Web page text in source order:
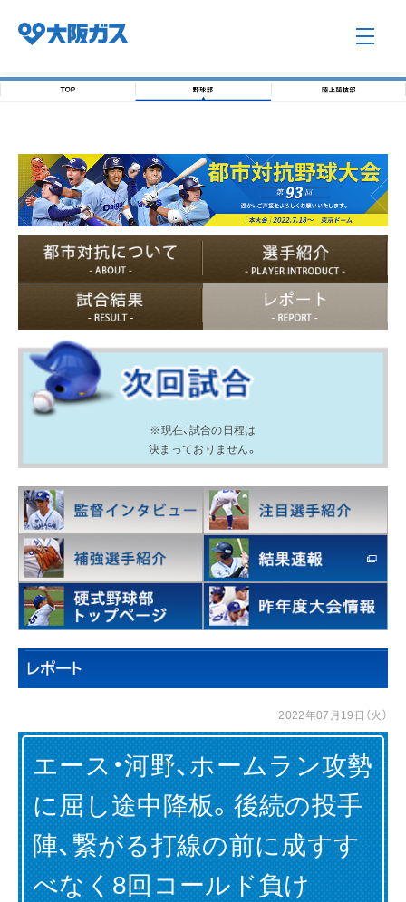
業務用・産業用のお客さま
お問い合わせ English
企業/グループについて
社会貢献
技術開発
サステナビリティ
IR情報
採用情報
プレスリリース
※現在、試合の日程は
決まっておりません。
2022年07月19日（火）
エース・河野、ホームラン攻勢
に屈し途中降板。後続の投手
陣、繋がる打線の前に成すす
べなく8回コールド負け